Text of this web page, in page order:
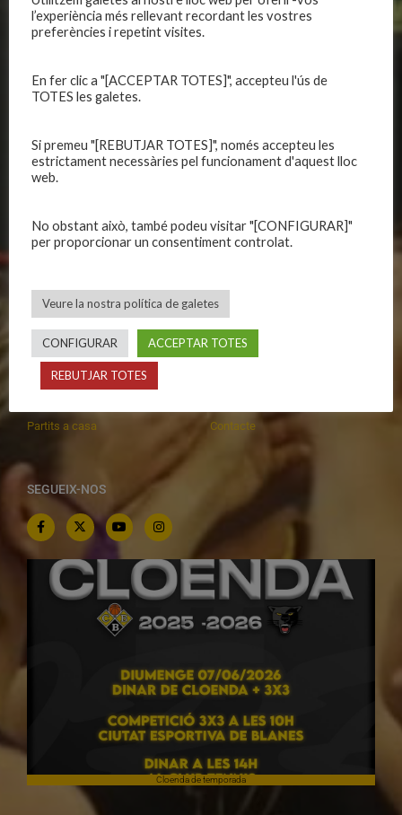
CLUB
Publicacions
Política de privadesa
Política de galetes
EQUIPS
C.E. El Vilar
Escola
CALENDARIS
Primer Equip Femení
Equips federats
C.E. El Vilar
Altres equips
Partits a casa
INFORMACIONS
Inscripcions
Botiga
Documentació
Contacte
SEGUEIX-NOS
Cloenda de temporada
l’experiència més rellevant recordant les vostres
preferències i repetint visites.
En fer clic a "[ACCEPTAR TOTES]", accepteu l'ús de
TOTES les galetes.
Si premeu "[REBUTJAR TOTES]", només accepteu les
estrictament necessàries pel funcionament d'aquest lloc
web.
No obstant això, també podeu visitar "[CONFIGURAR]"
per proporcionar un consentiment controlat.
Veure la nostra política de galetes
CONFIGURAR ACCEPTAR TOTES
REBUTJAR TOTES